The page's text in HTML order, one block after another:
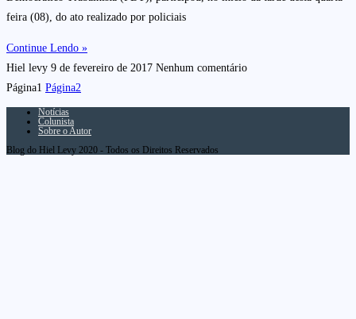
feira (08), do ato realizado por policiais
Continue Lendo »
Hiel levy 9 de fevereiro de 2017 Nenhum comentário
Página1 Página2
Notícias
Colunista
Sobre o Autor
Blog do Hiel Levy 2020 - Todos os Direitos Reservados